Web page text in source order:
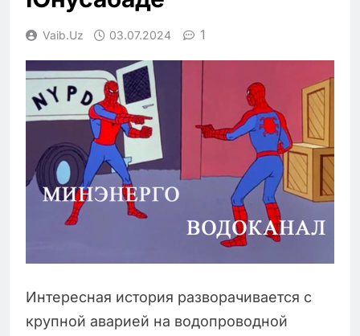
Vaib.uz 03.07.2024 1
Интересная история разворачивается с
крупной аварией на водопроводной